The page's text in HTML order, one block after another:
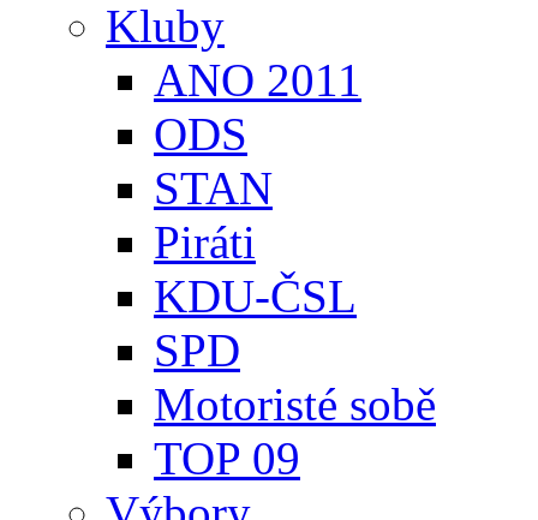
Kluby
ANO 2011
ODS
STAN
Piráti
KDU-ČSL
SPD
Motoristé sobě
TOP 09